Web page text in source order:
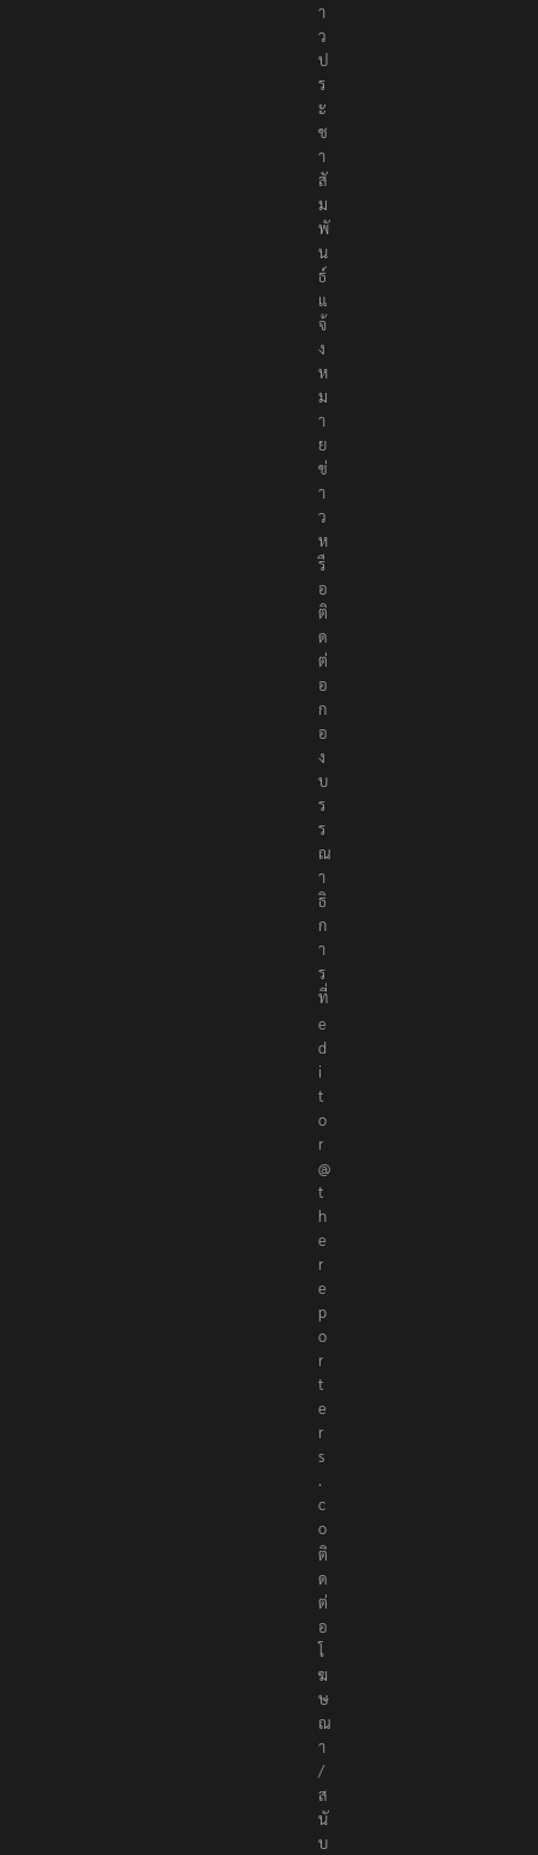
า
ว
ป
ร
ะ
ช
า
สั
ม
พั
น
ธ์
แ
จ้
ง
ห
ม
า
ย
ข่
า
ว
ห
รื
อ
ติ
ด
ต่
อ
ก
อ
ง
บ
ร
ร
ณ
า
ธิ
ก
า
ร
ที่
e
d
i
t
o
r
@
t
h
e
r
e
p
o
r
t
e
r
s
.
c
o
ติ
ด
ต่
อ
โ
ฆ
ษ
ณ
า
/
ส
นั
บ